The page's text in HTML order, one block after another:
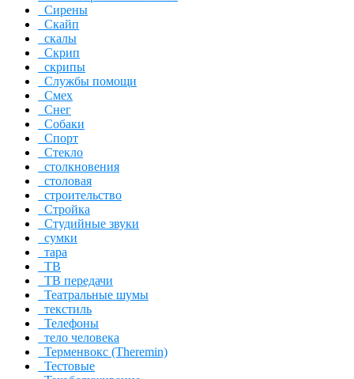
Сирены
Скайп
скалы
Скрип
скрипы
Службы помощи
Смех
Снег
Собаки
Спорт
Стекло
столкновения
столовая
строительство
Стройка
Студийные звуки
сумки
тара
ТВ
ТВ передачи
Театральные шумы
текстиль
Телефоны
тело человека
Терменвокс (Theremin)
Тестовые